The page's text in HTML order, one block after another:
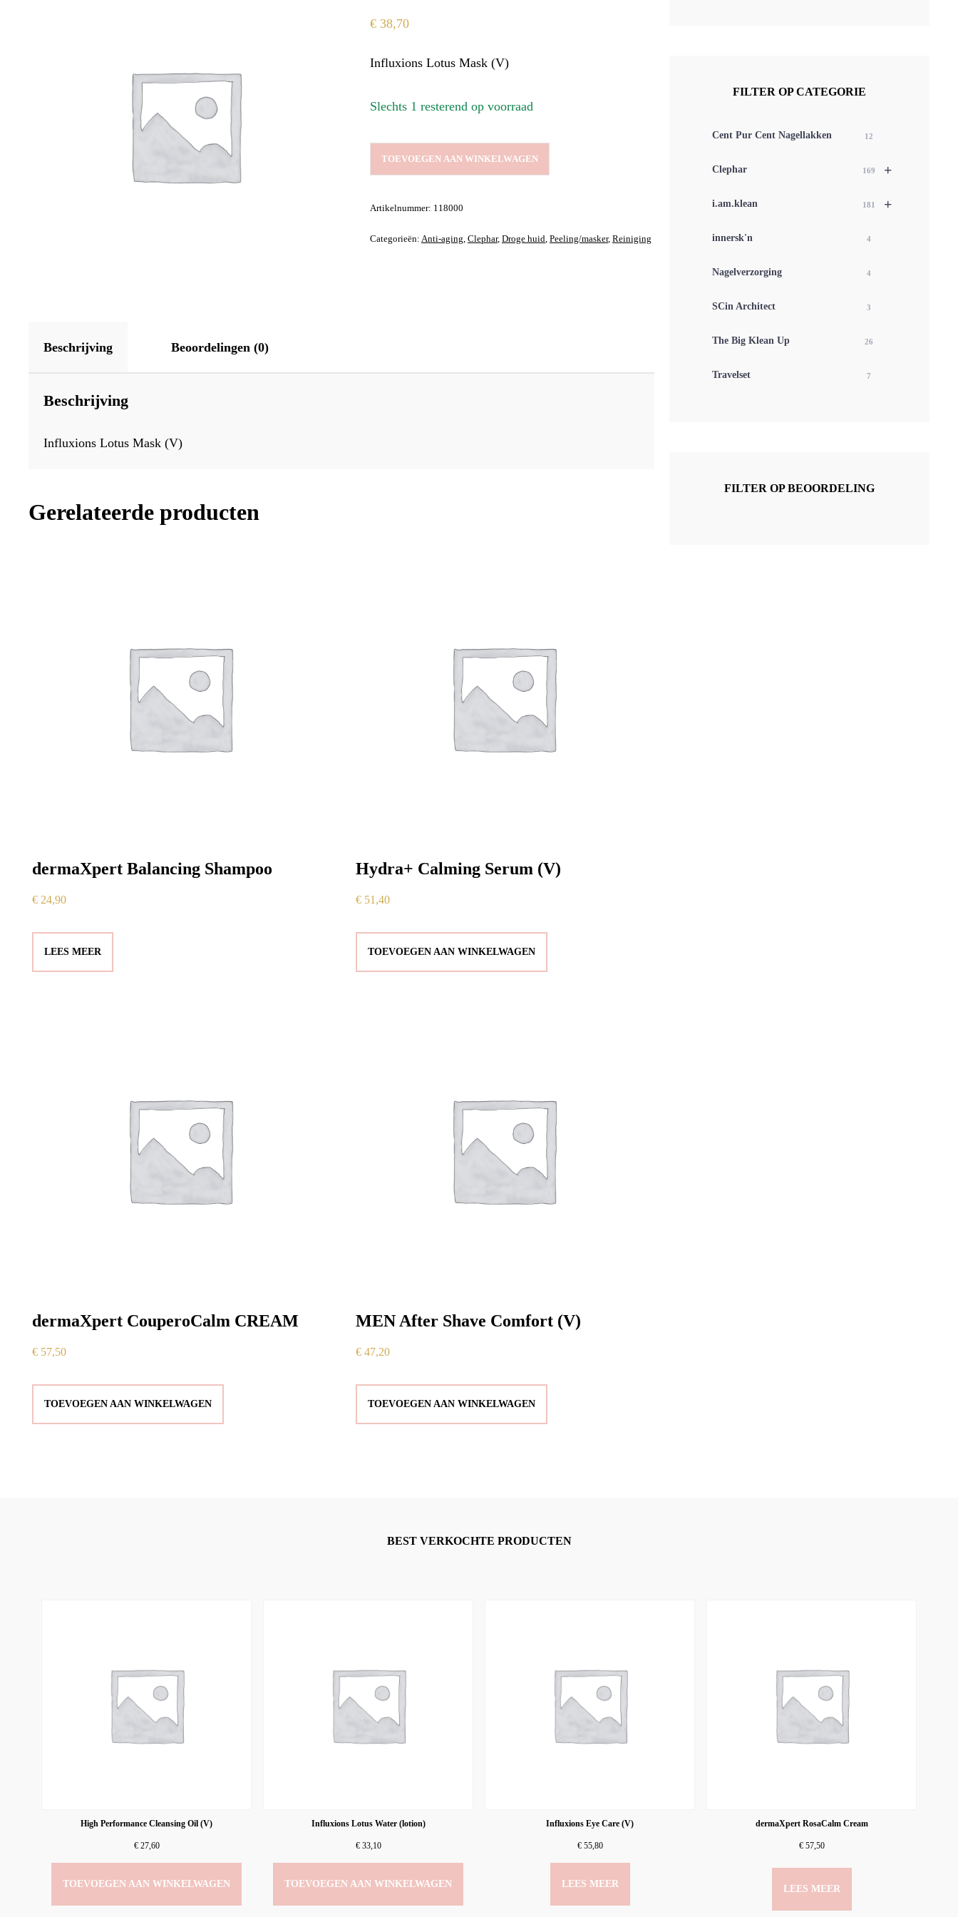
€ 38,70
Influxions Lotus Mask (V)
Slechts 1 resterend op voorraad
LOTUS
AANTAL
TOEVOEGEN AAN WINKELWAGEN
Artikelnummer: 118000
Categorieën: Anti-aging, Clephar, Droge huid, Peeling/masker, Reiniging
Beschrijving Beoordelingen (0)
Beschrijving
Influxions Lotus Mask (V)
Gerelateerde producten
dermaXpert Balancing Shampoo
€ 24,90
LEES MEER
Hydra+ Calming Serum (V)
€ 51,40
TOEVOEGEN AAN WINKELWAGEN
dermaXpert CouperoCalm CREAM
€ 57,50
TOEVOEGEN AAN WINKELWAGEN
MEN After Shave Comfort (V)
€ 47,20
TOEVOEGEN AAN WINKELWAGEN
FILTER OP CATEGORIE
Cent Pur Cent Nagellakken 12
+
Clephar 169
+
i.am.klean 181
innersk'n 4
Nagelverzorging 4
SCin Architect 3
The Big Klean Up 26
Travelset 7
FILTER OP BEOORDELING
BEST VERKOCHTE PRODUCTEN
High Performance Cleansing Oil (V)
€27,60
TOEVOEGEN AAN WINKELWAGEN
Influxions Lotus Water (lotion)
€33,10
TOEVOEGEN AAN WINKELWAGEN
Influxions Eye Care (V)
€55,80
LEES MEER
dermaXpert RosaCalm Cream
€57,50
LEES MEER